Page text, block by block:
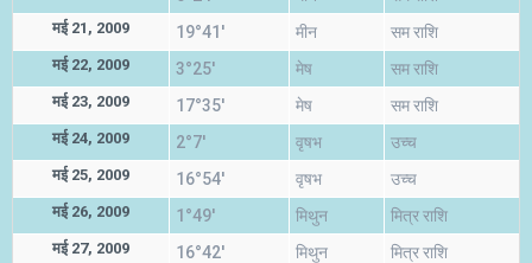
मई 21, 2009 19°41' मीन सम राशि
मई 22, 2009 3°25' मेष सम राशि
मई 23, 2009 17°35' मेष सम राशि
मई 24, 2009 2°7' वृषभ उच्च
मई 25, 2009 16°54' वृषभ उच्च
मई 26, 2009 1°49' मिथुन मित्र राशि
मई 27, 2009 16°42' मिथुन मित्र राशि